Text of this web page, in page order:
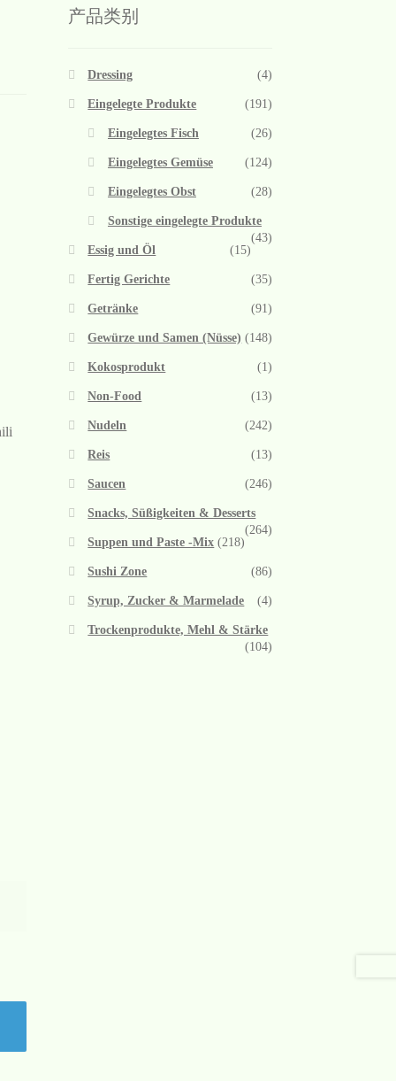
产品类别
Dressing (4)
Eingelegte Produkte (191)
Eingelegtes Fisch (26)
Eingelegtes Gemüse (124)
Eingelegtes Obst (28)
Sonstige eingelegte Produkte
(43)
Essig und Öl
(15)
Fertig Gerichte (35)
Getränke (91)
Gewürze und Samen (Nüsse) (148)
Kokosprodukt (1)
Non-Food (13)
Nudeln (242)
Reis (13)
Saucen (246)
Snacks, Süßigkeiten & Desserts
(264)
Suppen und Paste -Mix (218)
Sushi Zone (86)
Syrup, Zucker & Marmelade (4)
Trockenprodukte, Mehl & Stärke
(104)